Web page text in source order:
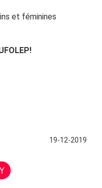
et féminines
19-12-2019